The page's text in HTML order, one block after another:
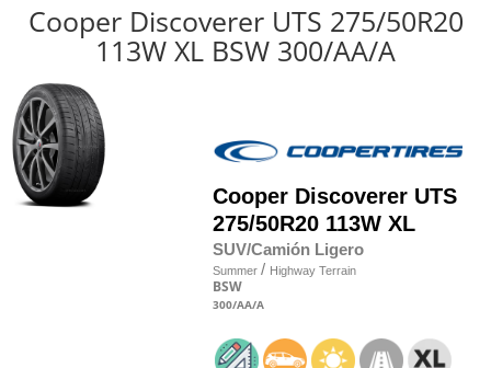
Cooper Discoverer UTS 275/50R20
113W XL BSW 300/AA/A
Cooper Discoverer UTS
275/50R20 113W XL
SUV/Camión Ligero
Summer / Highway Terrain
BSW
300/AA/A